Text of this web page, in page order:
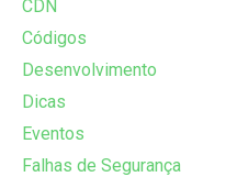
CDN
Códigos
Desenvolvimento
Dicas
Eventos
Falhas de Segurança